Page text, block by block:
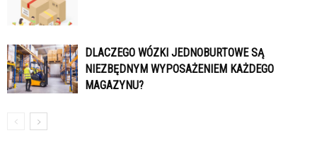
DLACZEGO WÓZKI JEDNOBURTOWE SĄ
NIEZBĘDNYM WYPOSAŻENIEM KAŻDEGO
MAGAZYNU?